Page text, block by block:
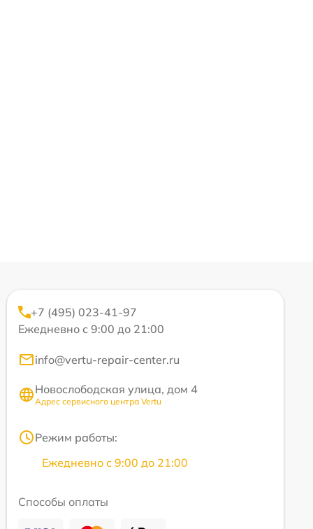
+7 (495) 023-41-97
Ежедневно с 9:00 до 21:00
info@vertu-repair-center.ru
Новослободская улица, дом 4
Адрес сервисного центра Vertu
Режим работы:
Ежедневно с 9:00 до 21:00
Способы оплаты